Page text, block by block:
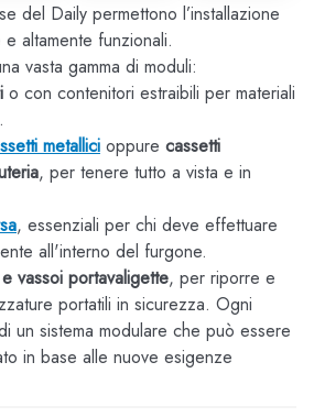
del Daily permettono l’installazione
altamente funzionali.
vasta gamma di moduli:
o con contenitori estraibili per materiali
metallici oppure cassetti
, per tenere tutto a vista e in
, essenziali per chi deve effettuare
all'interno del furgone.
e vassoi portavaligette, per riporre e
portatili in sicurezza. Ogni
un sistema modulare che può essere
in base alle nuove esigenze